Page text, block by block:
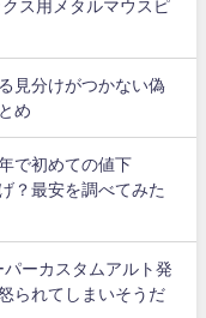
ス用メタルマウスピ
見分けがつかない偽
め
で初めての値下
？最安を調べてみた
ーカスタムアルト発
られてしまいそうだ